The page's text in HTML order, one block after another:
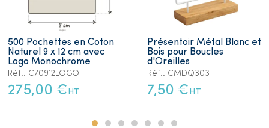
500 Pochettes en Coton
Naturel 9 x 12 cm avec
Logo Monochrome
Réf.: C70912LOGO
275,00 € HT
Présentoir Métal Blanc et
Bois pour Boucles
d'Oreilles
Réf.: CMDQ303
7,50 € HT